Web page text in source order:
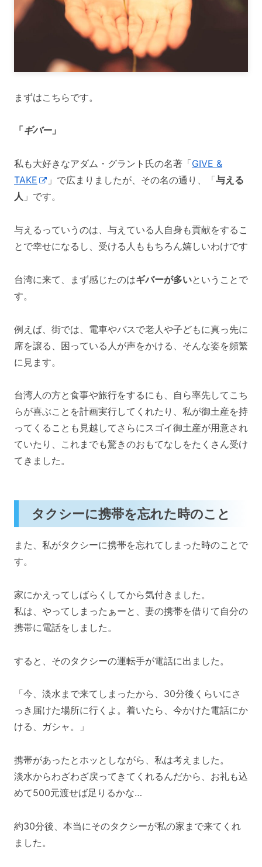
まずはこちらです。
「ギバー」
私も大好きなアダム・グラント氏の名著「GIVE &
TAKE
」で広まりましたが、その名の通り、「与える
人 」です。
与えるっていうのは、与えている人自身も貢献をするこ
とで幸せになるし、受ける人ももちろん嬉しいわけです
台湾に来て、まず感じたのはギバーが多いということで
す。
例えば、街では、電車やバスで老人や子どもに真っ先に
席を譲る、困っている人が声をかける、そんな姿を頻繁
に見ます。
台湾人の方と食事や旅行をするにも、自ら率先してこち
らが喜ぶことを計画実行してくれたり、私が御土産を持
ってくることも見越してさらにスゴイ御土産が用意され
ていたり、これまでも驚きのおもてなしをたくさん受け
てきました。
タクシーに携帯を忘れた時のこと
また、私がタクシーに携帯を忘れてしまった時のことで
す。
家にかえってしばらくしてから気付きました。
私は、やってしまったぁーと、妻の携帯を借りて自分の
携帯に電話をしました。
すると、そのタクシーの運転手が電話に出ました。
「今、淡水まで来てしまったから、30分後くらいにさ
っき届けた場所に行くよ。着いたら、今かけた電話にか
ける、ガシャ。」
携帯があったとホッとしながら、私は考えました。
淡水からわざわざ戻ってきてくれるんだから、お礼も込
めて500元渡せば足りるかな…
約30分後、本当にそのタクシーが私の家まで来てくれ
ました。